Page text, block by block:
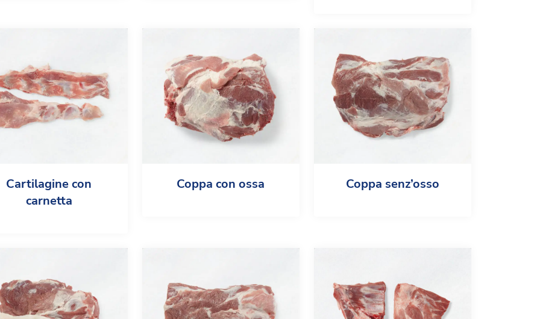
Cartilagine con
carnetta
Coppa con ossa Coppa senz’osso